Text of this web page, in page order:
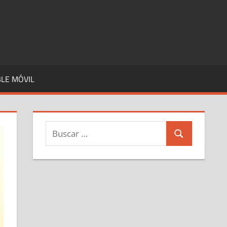
MÓVIL
Buscar:
Buscar